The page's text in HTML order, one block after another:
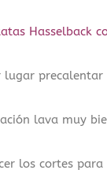
Hasselback
lugar
lava muy
los cortes